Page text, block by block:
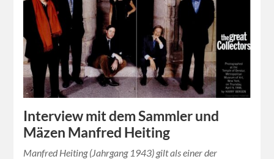
Interview mit dem Sammler und
Mäzen Manfred Heiting
Manfred Heiting (Jahrgang 1943) gilt als einer der